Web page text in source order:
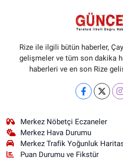
Rize ile ilgili bütün haberler,
gelişmeler ve tüm son dakika
haberleri ve en son Rize
Merkez Nöbetçi Eczaneler
Merkez Hava Durumu
Merkez Trafik Yoğunluk
Puan Durumu ve Fikstür